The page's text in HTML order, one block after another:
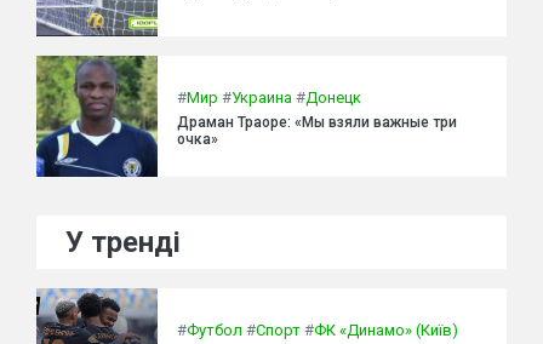
#Мир #Украина #Донецк
Драман Траоре: «Мы взяли важные три
очка»
У тренді
#Футбол #Спорт #ФК «Динамо» (Київ)